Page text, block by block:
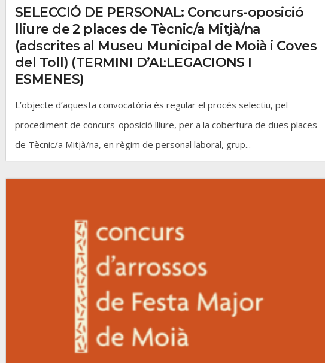
SELECCIÓ DE PERSONAL: Concurs-oposició
lliure de 2 places de Tècnic/a Mitjà/na
(adscrites al Museu Municipal de Moià i Coves
del Toll) (TERMINI D’AL·LEGACIONS I
ESMENES)
L’objecte d’aquesta convocatòria és regular el procés selectiu, pel
procediment de concurs-oposició lliure, per a la cobertura de dues places
de Tècnic/a Mitjà/na, en règim de personal laboral, grup...